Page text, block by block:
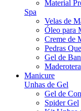
Material
Spa
Velas de
Óleo para
Creme de
Pedras
Gel de
Manicure
Unhas de Gel
Gel de
Spider Gel